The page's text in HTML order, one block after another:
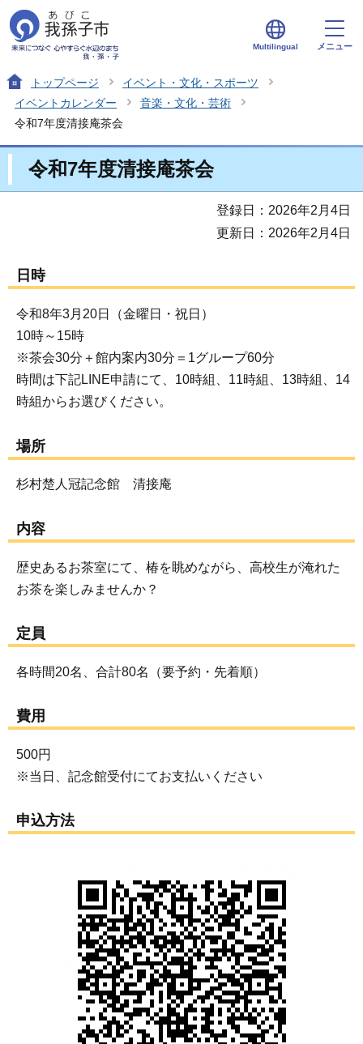
Multilingual メニュー
トップページ
イベント・文化・スポーツ
イベントカレンダー
音楽・文化・芸術
令和7年度清接庵茶会
令和7年度清接庵茶会
登録日：2026年2月4日
更新日：2026年2月4日
日時
令和8年3月20日（金曜日・祝日）
10時～15時
※茶会30分＋館内案内30分＝1グループ60分
時間は下記LINE申請にて、10時組、11時組、13時組、14
時組からお選びください。
場所
杉村楚人冠記念館 清接庵
内容
歴史あるお茶室にて、椿を眺めながら、高校生が淹れた
お茶を楽しみませんか？
定員
各時間20名、合計80名（要予約・先着順）
費用
500円
※当日、記念館受付にてお支払いください
申込方法